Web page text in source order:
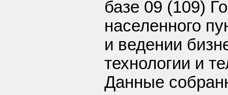
базе 09 (109)
населенного
и ведении
технологии и
Данные